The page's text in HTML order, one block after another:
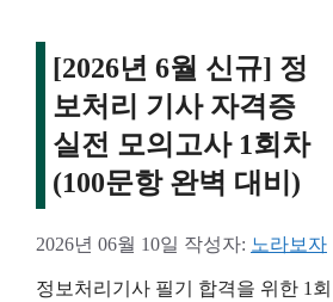
[2026년 6월 신규] 정
보처리 기사 자격증
실전 모의고사 1회차
(100문항 완벽 대비)
2026년 06월 10일 작성자: 노라보자
정보처리기사 필기 합격을 위한 1회